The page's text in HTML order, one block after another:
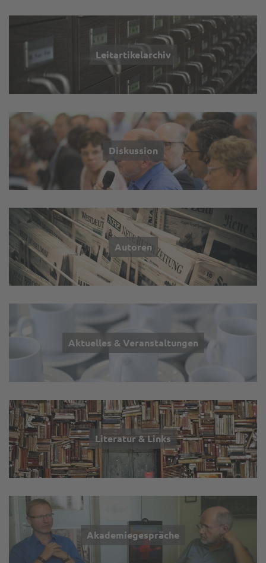
Leitartikelarchiv
Diskussion
Autoren
Aktuelles & Veranstaltungen
Literatur & Links
Akademiegespräche